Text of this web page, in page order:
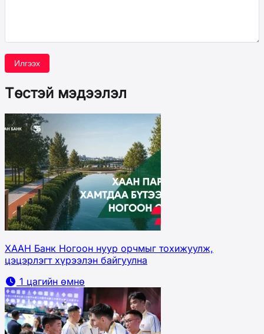
Илгээх
Төстэй мэдээлэл
ХААН Банк Ногоон нуур орчмыг тохижуулж,
цэцэрлэгт хүрээлэн байгуулна
1 цагийн өмнө